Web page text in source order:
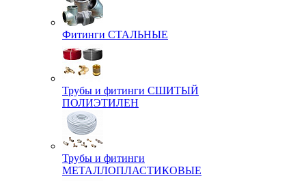
Фитинги СТАЛЬНЫЕ
Трубы и фитинги СШИТЫЙ
ПОЛИЭТИЛЕН
Трубы и фитинги
МЕТАЛЛОПЛАСТИКОВЫЕ